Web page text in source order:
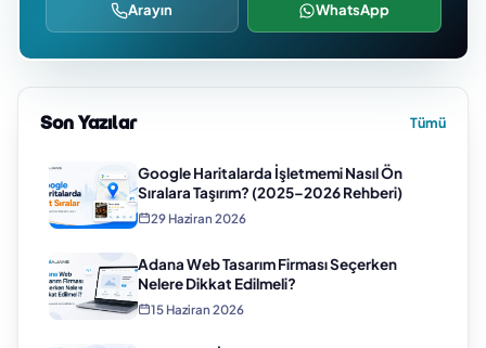
Arayın WhatsApp
Son Yazılar Tümü
Google Haritalarda İşletmemi Nasıl Ön
Sıralara Taşırım? (2025–2026 Rehberi)
29 Haziran 2026
Adana Web Tasarım Firması Seçerken
Nelere Dikkat Edilmeli?
15 Haziran 2026